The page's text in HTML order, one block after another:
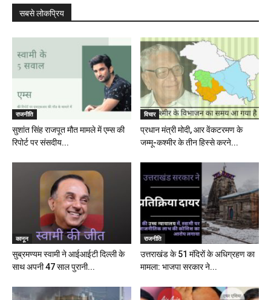
सबसे लोकप्रिय
राजनीति
सुशांत सिंह राजपूत मौत मामले में एम्स की
रिपोर्ट पर संसदीय...
विचार
प्रधान मंत्री मोदी, आर वेंकटरमण के
जम्मू-कश्मीर के तीन हिस्से करने...
कानून
सुब्रमण्यम स्वामी ने आईआईटी दिल्ली के
साथ अपनी 47 साल पुरानी...
राजनीति
उत्तराखंड के 51 मंदिरों के अधिग्रहण का
मामला: भाजपा सरकार ने...